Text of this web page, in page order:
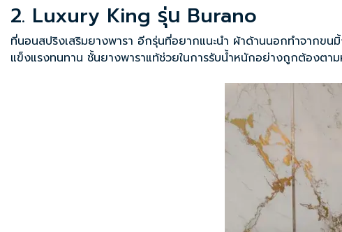
2. Luxury King รุ่น Burano
ที่นอนสปริงเสริมยางพารา อีกรุ่นที่อยากแนะนำ ผ้าด้านนอกทำจากข
แข็งแรงทนทาน ชั้นยางพาราแท้ช่วยในการรับน้ำหนักอย่างถูกต้องตา